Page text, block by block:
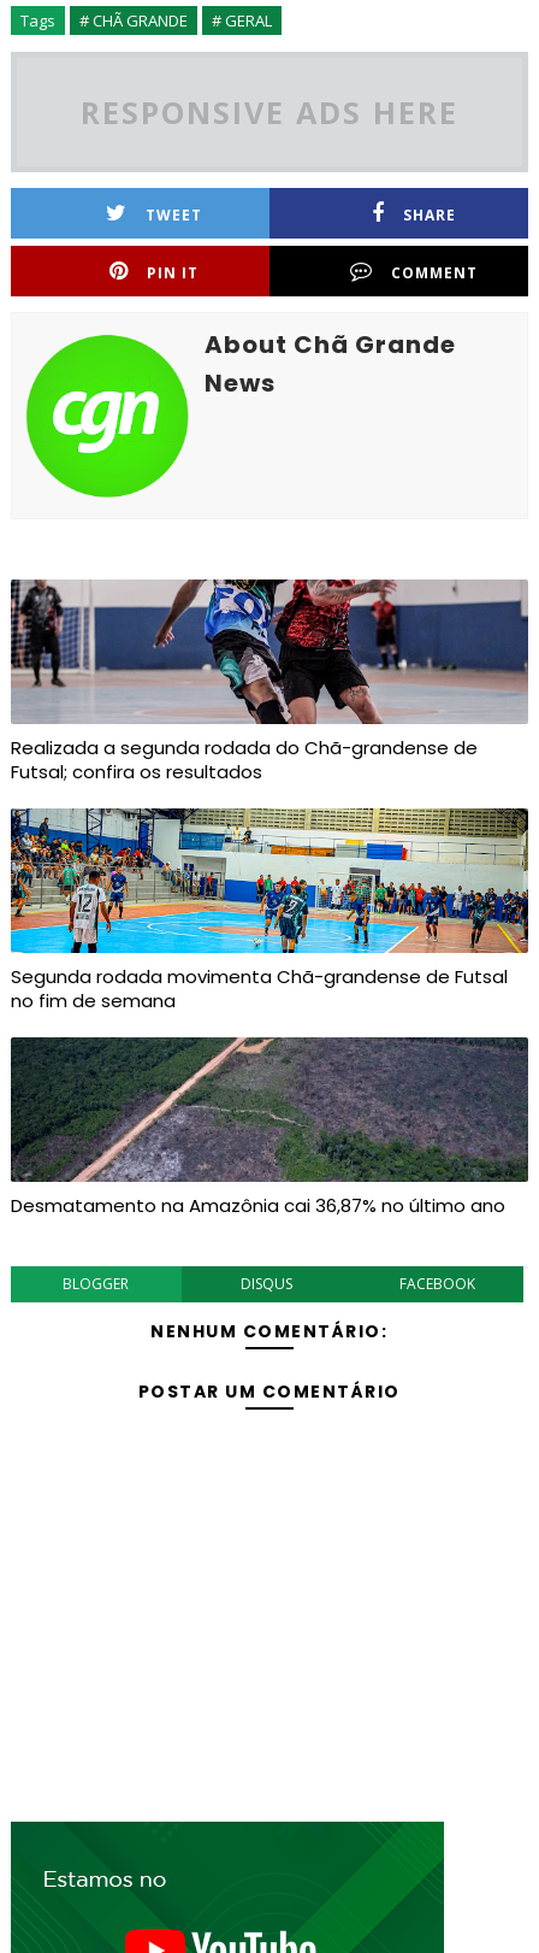
Tags # CHÃ GRANDE # GERAL
RESPONSIVE ADS HERE
TWEET SHARE
PIN IT COMMENT
About Chã Grande
News
Realizada a segunda rodada do Chã-grandense de
Futsal; confira os resultados
Segunda rodada movimenta Chã-grandense de Futsal
no fim de semana
Desmatamento na Amazônia cai 36,87% no último ano
BLOGGER DISQUS FACEBOOK
NENHUM COMENTÁRIO:
POSTAR UM COMENTÁRIO